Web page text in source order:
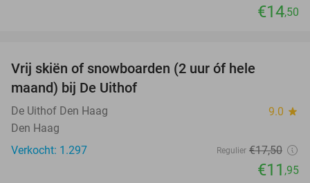
€14,50
Vrij skiën of snowboarden (2 uur óf hele
maand) bij De Uithof
De Uithof Den Haag 9.0 star
Den Haag
Verkocht: 1.297
Regulier €17,50
€11 ,95